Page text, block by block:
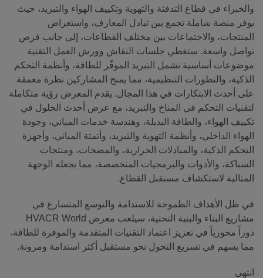
والخبراء في قطاع التدفئة والتهوية وتكييف الهواء والتبريد، حيث
يوفر منصة شاملة تجمع بين تبادل المعارف، واستعراض
المنتجات، والاجتماعات بين مختلف القطاعات، إلى جانب فرص
تواصل واسعة. ستغطي جلسات النقاش وورش العمل التقنية
موضوعات أساسية تشمل التبريد الموفّر للطاقة، وأنظمة التحكم
الذكية، والتطورات التنظيمية، مما يمنح المشاركين نظرة معمقة
على أحدث الابتكارات في هذا المجال. يقدم المعرض رؤية متكاملة
لتقنيات التحكم في المناخ والتبريد، مع عرض أحدث الحلول في
تكييف الهواء، والطاقة البديلة، وهندسة خدمات المباني، وجودة
الهواء الداخلي، وأنظمة التهوية والتبريد، وأتمتة المباني، وأجهزة
التحكم الذكية، والمبادلات الحرارية، والمضخات، ومنتجات
السباكة، والأدوات والبرمجيات المتخصصة، مما يجعله الوجهة
المثالية لاستكشاف مستقبل القطاع.
في ظل الأهداف الطموحة للاستدامة والتوسع المتسارع في
مشاريع البناء والبنية التحتية، سيلعب معرض HVACR World
دوراً محورياً في تعزيز اعتماد التقنيات المتقدمة والموفرة للطاقة،
مما يسهم في تسريع التحول نحو مستقبل أكثر استدامة ومرونة.
انتهى